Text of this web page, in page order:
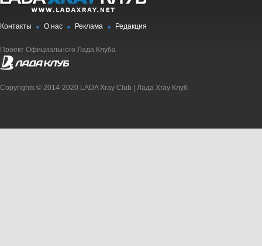
Контакты О нас Реклама Редакция
Проект Официального Лада Клуба
Copyrights © 2014-2020 LADA Xray Club | Лада Xray Клуб